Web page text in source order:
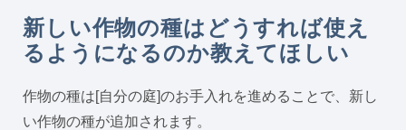
新しい作物の種はどうすれば使え
るようになるのか教えてほしい
作物の種は[自分の庭]のお手入れを進めることで、新し
い作物の種が追加されます。